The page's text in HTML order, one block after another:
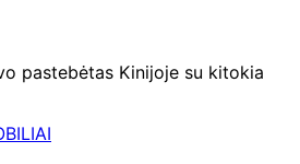
pastebėtas Kinijoje su kitokia